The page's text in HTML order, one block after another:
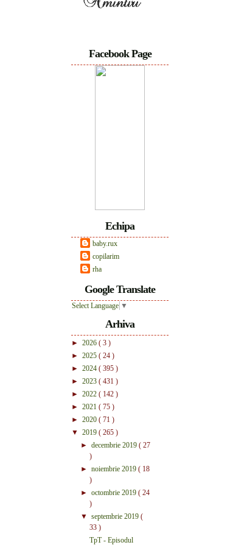
Facebook Page
Echipa
baby.rux
copilarim
rha
Google Translate
Select Language ▼
Arhiva
► 2026 ( 3 )
► 2025 ( 24 )
► 2024 ( 395 )
► 2023 ( 431 )
► 2022 ( 142 )
► 2021 ( 75 )
► 2020 ( 71 )
▼ 2019 ( 265 )
► decembrie 2019 ( 27
)
► noiembrie 2019 ( 18
)
► octombrie 2019 ( 24
)
▼ septembrie 2019 (
33 )
TpT - Episodul